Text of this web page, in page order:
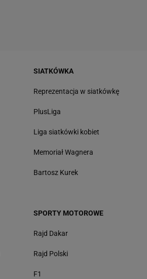
SIATKÓWKA
Reprezentacja w siatkówkę
PlusLiga
Liga siatkówki kobiet
Memoriał Wagnera
Bartosz Kurek
SPORTY MOTOROWE
Rajd Dakar
Rajd Polski
F1